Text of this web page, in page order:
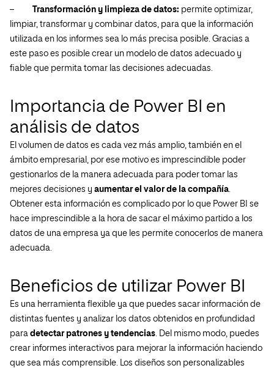
–
Transformación y limpieza de datos: permite optimizar,
limpiar, transformar y combinar datos, para que la información
utilizada en los informes sea lo más precisa posible. Gracias a
este paso es posible crear un modelo de datos adecuado y
fiable que permita tomar las decisiones adecuadas.
Importancia de Power BI en
análisis de datos
El volumen de datos es cada vez más amplio, también en el
ámbito empresarial, por ese motivo es imprescindible poder
gestionarlos de la manera adecuada para poder tomar las
mejores decisiones y aumentar el valor de la compañía.
Obtener esta información es complicado por lo que Power BI se
hace imprescindible a la hora de sacar el máximo partido a los
datos de una empresa ya que les permite conocerlos de manera
adecuada.
Beneficios de utilizar Power BI
Es una herramienta flexible ya que puedes sacar información de
distintas fuentes y analizar los datos obtenidos en profundidad
para detectar patrones y tendencias. Del mismo modo, puedes
crear informes interactivos para mejorar la información haciendo
que sea más comprensible. Los diseños son personalizables